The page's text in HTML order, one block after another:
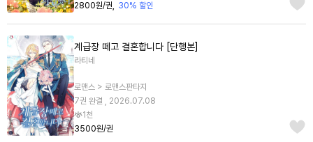
2800원/권
30% 할인
계급장 떼고 결혼합니다 [단행본]
라티네
로맨스 > 로맨스판타지
7권 완결 , 2026.07.08
1천
3500원/권